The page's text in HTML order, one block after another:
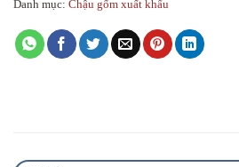
Danh mục: Chậu gốm xuất khẩu